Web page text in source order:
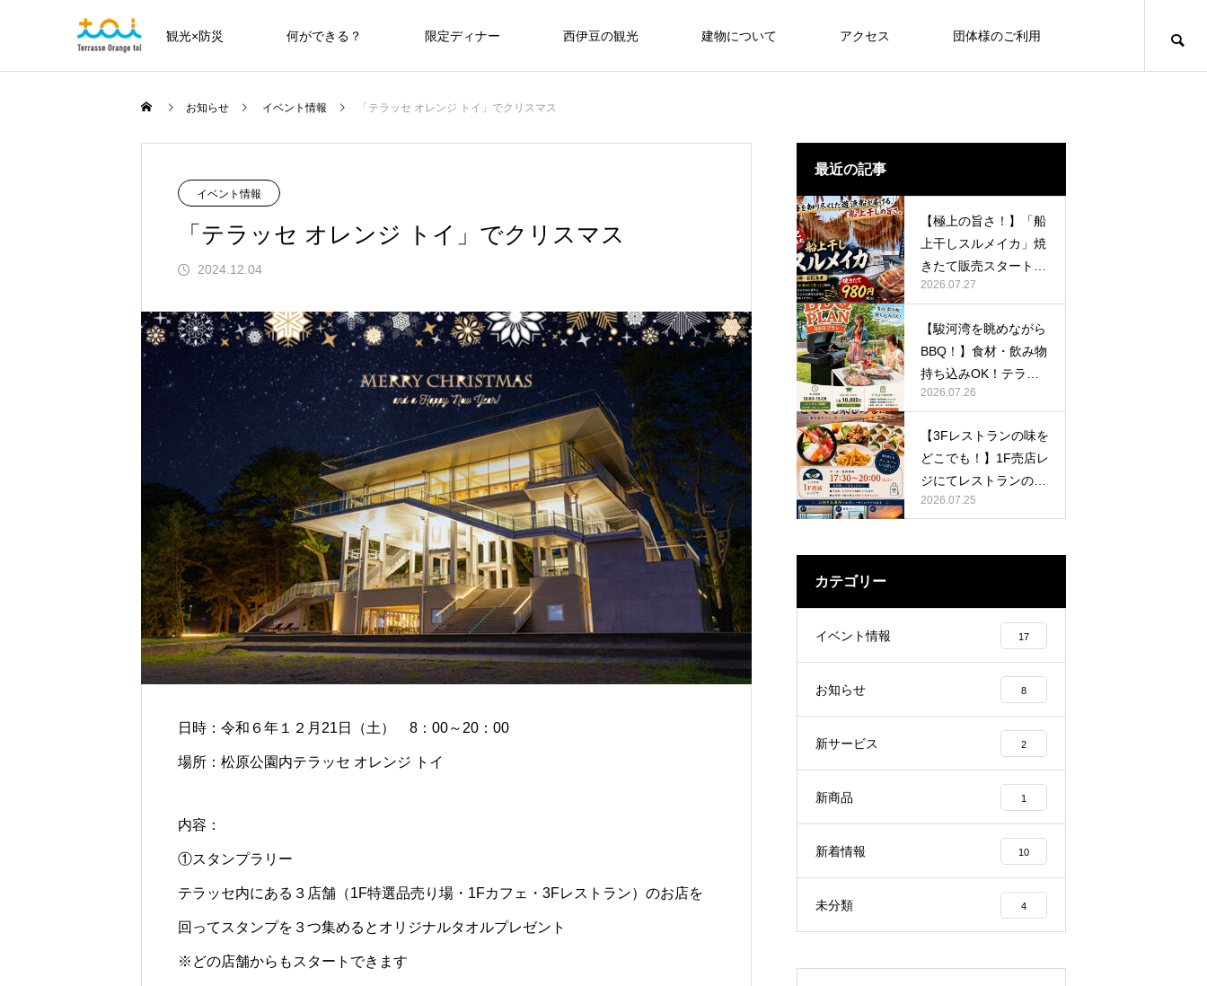
観光×防災 何ができる？ 限定ディナー 西伊豆の観光 建物について アクセス 団体様のご利用
お知らせ イベント情報 「テラッセ オレンジ トイ」でクリスマス
イベント情報
「テラッセ オレンジ トイ」でクリスマス
2024.12.04
日時：令和６年１２月21日（土） 8：00～20：00
場所：松原公園内テラッセ オレンジ トイ
内容：
①スタンプラリー
テラッセ内にある３店舗（1F特選品売り場・1Fカフェ・3Fレストラン）のお店を
回ってスタンプを３つ集めるとオリジナルタオルプレゼント
※どの店舗からもスタートできます
最近の記事
【極上の旨さ！】「船
上干しスルメイカ」焼
きたて販売スタート！
海を知り尽くした遊漁
2026.07.27
【駿河湾を眺めながら
BBQ！】食材・飲み物
持ち込みOK！テラッ
セオレンジトイ「BBQ
2026.07.26
【3Fレストランの味を
どこでも！】1F売店レ
ジにてレストランの夜
間注文受付スタート！
2026.07.25
カテゴリー
イベント情報 17
お知らせ 8
新サービス 2
新商品 1
新着情報 10
未分類 4